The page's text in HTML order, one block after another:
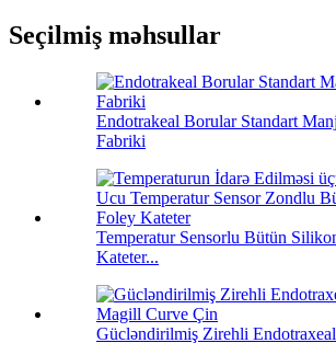
Seçilmiş məhsullar
Endotrakeal Borular Standart
Fabriki
Temperatur Sensorlu Bütün
Kateter...
Gücləndirilmiş Zirehli